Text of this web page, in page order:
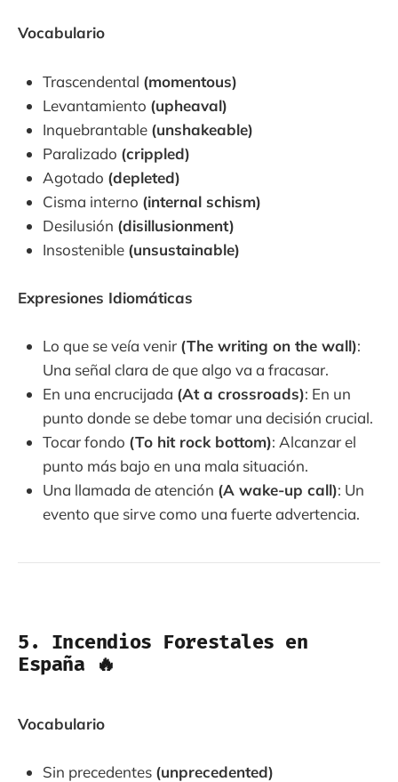
Vocabulario
Trascendental (momentous)
Levantamiento (upheaval)
Inquebrantable (unshakeable)
Paralizado (crippled)
Agotado (depleted)
Cisma interno (internal schism)
Desilusión (disillusionment)
Insostenible (unsustainable)
Expresiones Idiomáticas
Lo que se veía venir (The writing on the wall):
Una señal clara de que algo va a fracasar.
En una encrucijada (At a crossroads): En un
punto donde se debe tomar una decisión crucial.
Tocar fondo (To hit rock bottom): Alcanzar el
punto más bajo en una mala situación.
Una llamada de atención (A wake-up call): Un
evento que sirve como una fuerte advertencia.
5. Incendios Forestales en
España 🔥
Vocabulario
Sin precedentes (unprecedented)